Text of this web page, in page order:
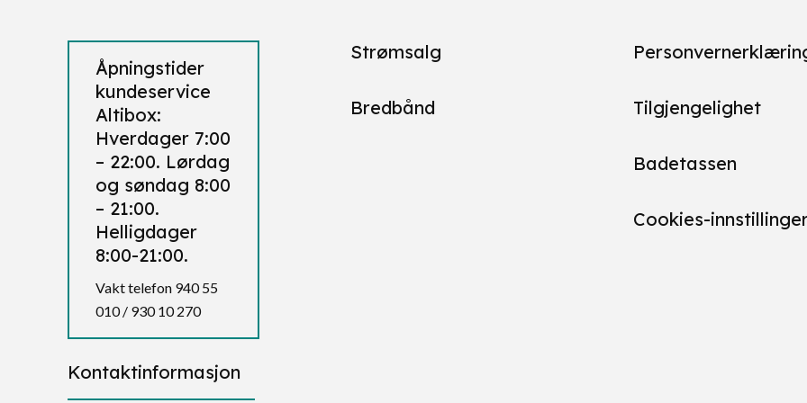
Åpningstider
kundeservice
Altibox:
Hverdager 7:00
– 22:00. Lørdag
og søndag 8:00
– 21:00.
Helligdager
8:00-21:00.
Vakt telefon 940 55
010 / 930 10 270
Kontaktinformasjon
Strømsalg
Bredbånd Tilgjengelighet
Badetassen
Cookies-